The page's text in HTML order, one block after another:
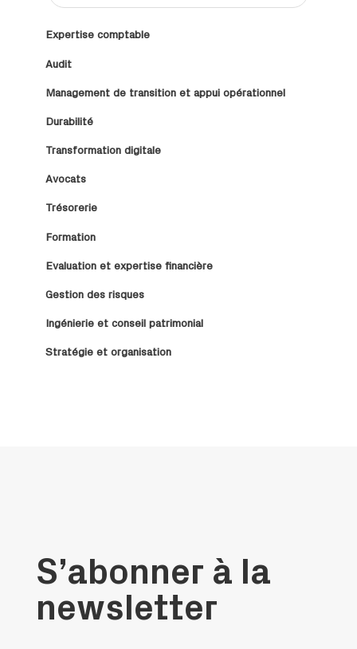
Expertise comptable
Audit
Management de transition et appui opérationnel
Durabilité
Transformation digitale
Avocats
Trésorerie
Formation
Evaluation et expertise financière
Gestion des risques
Ingénierie et conseil patrimonial
Stratégie et organisation
S’abonner à la
newsletter